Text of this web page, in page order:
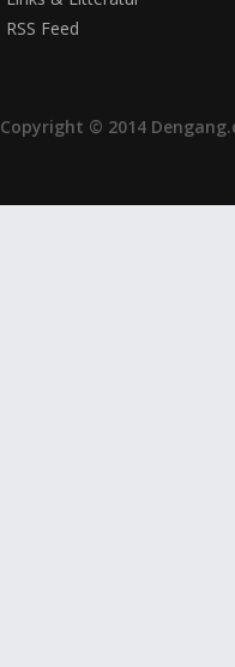
RSS Feed
Copyright © 2014